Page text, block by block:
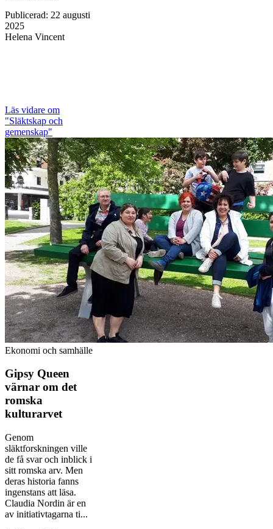
Publicerad: 22 augusti
2025
Helena Vincent
Läs vidare om
"Släktskap och
gemenskap"
Ekonomi och samhälle
Gipsy Queen
värnar om det
romska
kulturarvet
Genom
släktforskningen ville
de få svar och inblick i
sitt romska arv. Men
deras historia fanns
ingenstans att läsa.
Claudia Nordin är en
av initiativtagarna ti...